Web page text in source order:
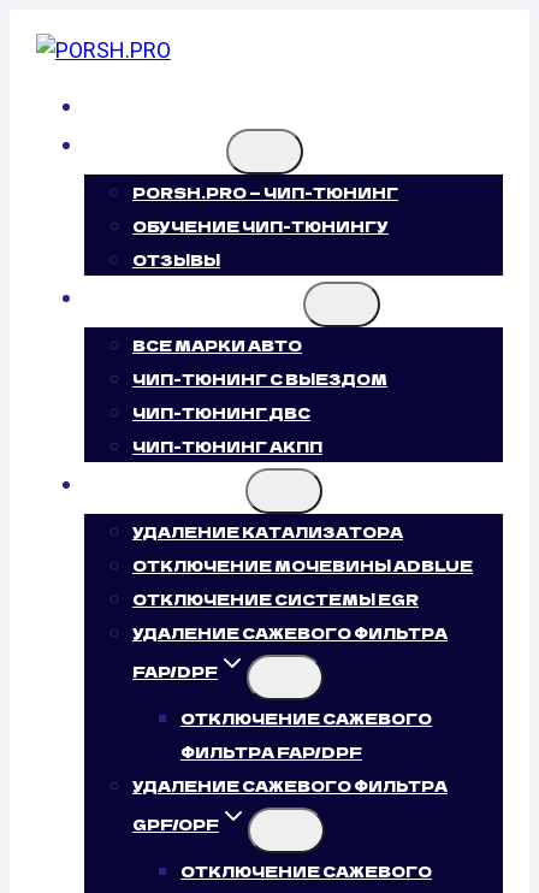
PORSH.PRO — ЧИП-ТЮНИНГ
ОБУЧЕНИЕ ЧИП-ТЮНИНГУ
ОТЗЫВЫ
ВСЕ МАРКИ АВТО
ЧИП-ТЮНИНГ С ВЫЕЗДОМ
ЧИП-ТЮНИНГ ДВС
ЧИП-ТЮНИНГ АКПП
УДАЛЕНИЕ КАТАЛИЗАТОРА
ОТКЛЮЧЕНИЕ МОЧЕВИНЫ ADBLUE
ОТКЛЮЧЕНИЕ СИСТЕМЫ EGR
УДАЛЕНИЕ САЖЕВОГО ФИЛЬТРА
FAP/DPF
ОТКЛЮЧЕНИЕ САЖЕВОГО
ФИЛЬТРА FAP/DPF
УДАЛЕНИЕ САЖЕВОГО ФИЛЬТРА
GPF/OPF
ОТКЛЮЧЕНИЕ САЖЕВОГО